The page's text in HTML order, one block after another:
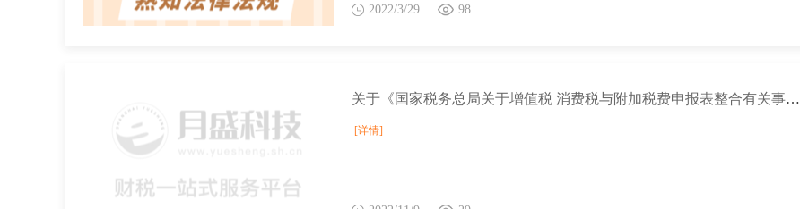
2022/3/29 98
关于《国家税务总局关于增值税 消费税与附加税费申报表整合有关事项的公告》的解读
[详情]